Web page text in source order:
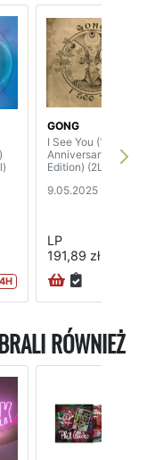
GONG
I See You (10th
Anniversary
Edition) (2LP)
9.05.2025
LP
191,89 zł
RÓWNIEŻ